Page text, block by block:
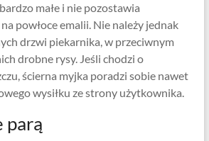
małe i nie pozostawia
powłoce emalii. Nie należy jednak
drzwi piekarnika, w przeciwnym
drobne rysy. Jeśli chodzi o
ścierna myjka poradzi sobie nawet
wysiłku ze strony użytkownika.
parą